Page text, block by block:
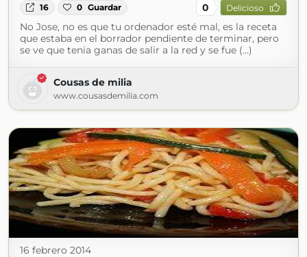
16 0 Guardar 0 Delicioso
No Jose, no es que tu ordenador esté mal, es la receta
que estaba en el borrador pendiente de terminar, pero
se ve que tenia ganas de salir a la red y se fue (...)
Cousas de milia
www.cousasdemilia.com
16 febrero 2014